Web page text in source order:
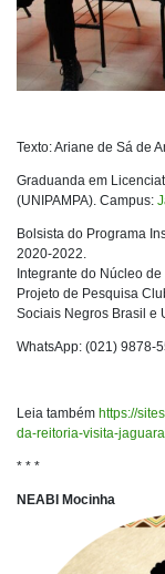
Texto: Ariane de Sá de
Graduanda em
(UNIPAMPA). Campus:
Bolsista do Programa
2020-2022.
Integrante do Núcleo
Projeto de Pesquisa
Sociais Negros Brasil e
WhatsApp: (021) 9878-
Leia também https://
da-reitoria-visita-
* * *
NEABI Mocinha